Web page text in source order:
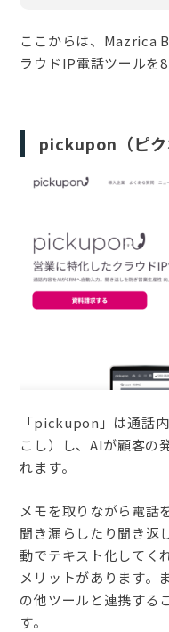
ここからは、Mazrica
ラウドIP電話ツールを8
pickupon（ピク
「pickupon」は通話
こし）し、AIが顧客の
れます。
メモを取りながら電話
聞き漏らしたり聞き返
動でテキスト化してく
メリットがあります
の他ツールと連携する
す。